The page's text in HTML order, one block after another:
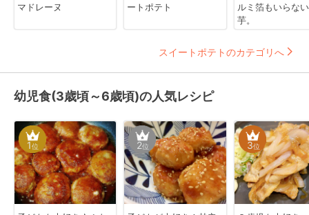
マドレーヌ
ートポテト
ルミ箔もいらな
芋。
スイートポテトのカテゴリへ
幼児食(3歳頃～6歳頃)の人気レシピ
1位 2位 3位